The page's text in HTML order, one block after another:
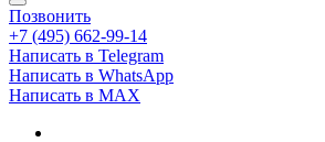
Позвонить
+7 (495) 662-99-14
Написать в Telegram
Написать в WhatsApp
Написать в MAX